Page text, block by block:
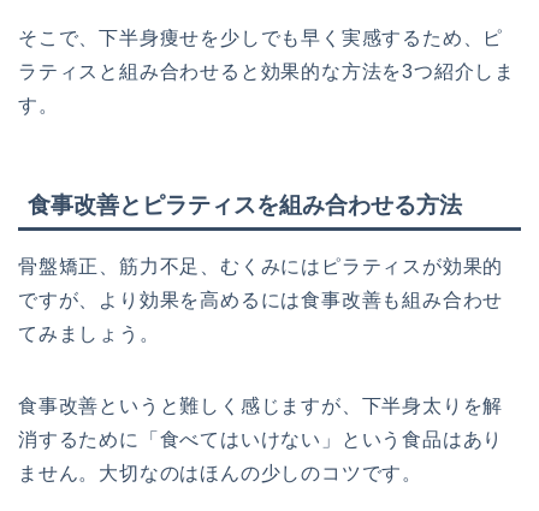
そこで、下半身痩せを少しでも早く実感するため、ピ
ラティスと組み合わせると効果的な方法を3つ紹介しま
す。
食事改善とピラティスを組み合わせる方法
骨盤矯正、筋力不足、むくみにはピラティスが効果的
ですが、より効果を高めるには食事改善も組み合わせ
てみましょう。
食事改善というと難しく感じますが、下半身太りを解
消するために「食べてはいけない」という食品はあり
ません。大切なのはほんの少しのコツです。